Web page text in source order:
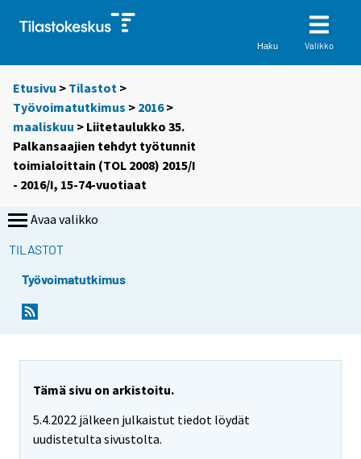
Haku Valikko
Etusivu > Tilastot >
Työvoimatutkimus > 2016>
maaliskuu > Liitetaulukko 35.
Palkansaajien tehdyt työtunnit
toimialoittain (TOL 2008) 2015/I
- 2016/I, 15-74-vuotiaat
Avaa valikko
TILASTOT
Työvoimatutkimus
Tämä sivu on arkistoitu.
5.4.2022 jälkeen julkaistut tiedot löydät
uudistetulta sivustolta.